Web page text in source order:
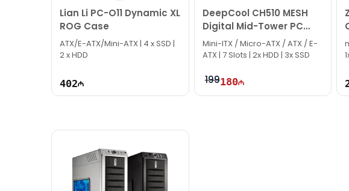
Lian Li PC-O11 Dynamic XL
ROG Case
ATX/E-ATX/Mini-ATX | 4 x SSD |
2 x HDD
402
DeepCool CH510 MESH
Digital Mid-Tower PC
Case
Mini-ITX / Micro-ATX / ATX / E-
ATX | 7 Slots | 2x HDD | 3x SSD
199180